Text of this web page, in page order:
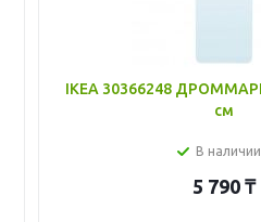
IKEA 30366248
см
В наличии
5 790 ₸